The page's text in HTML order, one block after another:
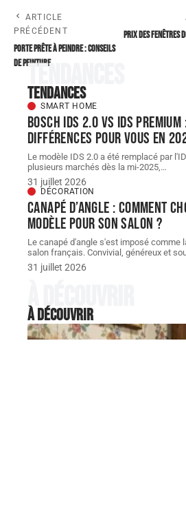
ARTICLE
PRÉCÉDENT
Porte prête à peindre : conseils
de peinture
Prix des fenêtres
Tendances
Tendances
SMART HOME
Bosch IDS 2.0 vs ids
différences pour vous en
Le modèle IDS 2.0 a été remplacé par
plusieurs marchés dès la mi-2025,…
31 juillet 2026
DÉCORATION
Canapé d’angle : comment
modèle pour son salon ?
Le canapé d'angle s'est imposé comme
salon français. Convivial, généreux et
31 juillet 2026
À découvrir
À découvrir